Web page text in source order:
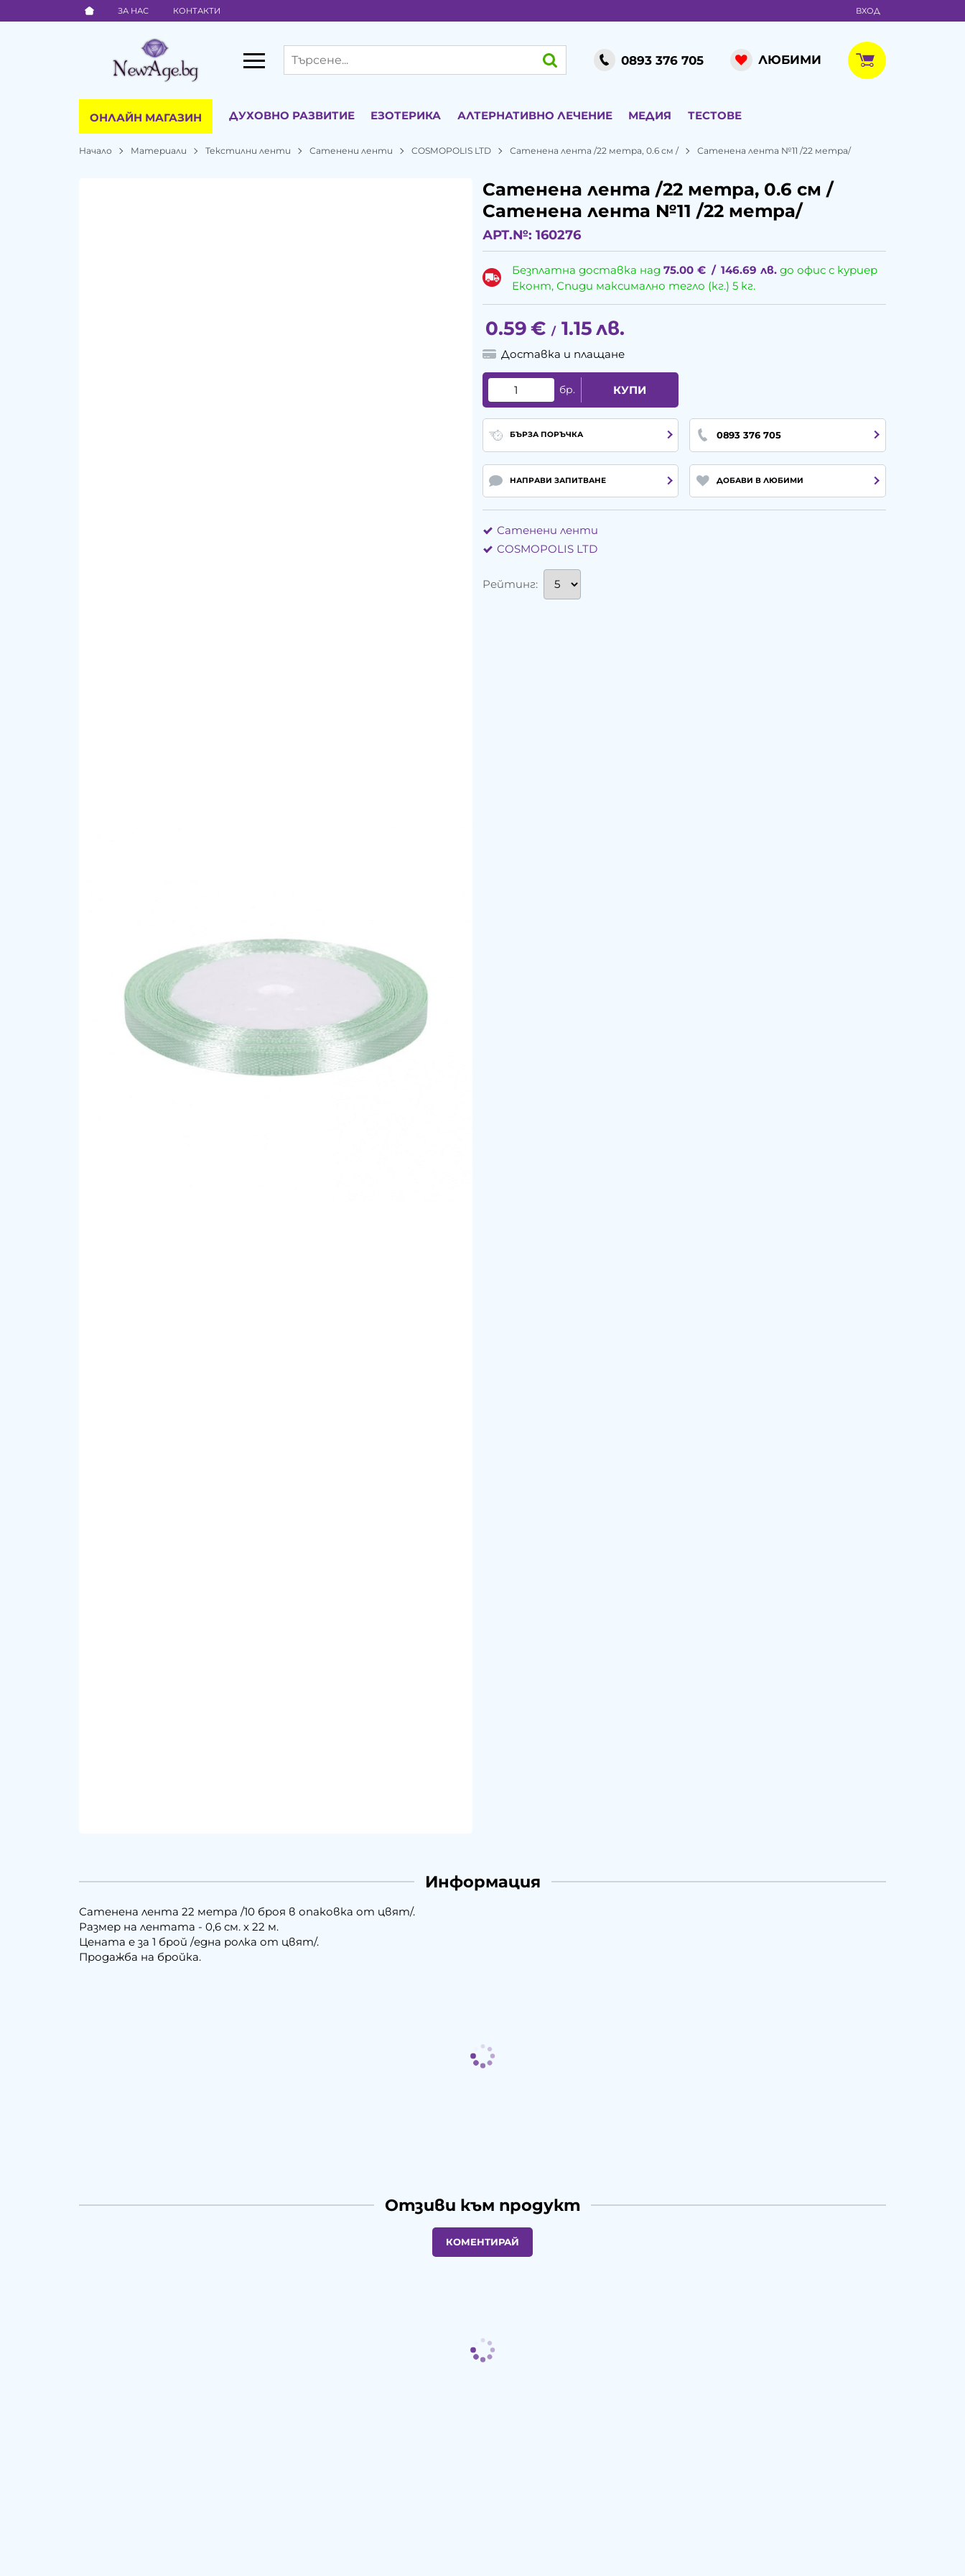
ЗА НАС КОНТАКТИ ВХОД
0893 376 705 ЛЮБИМИ
ОНЛАЙН МАГАЗИН ДУХОВНО РАЗВИТИЕ ЕЗОТЕРИКА АЛТЕРНАТИВНО ЛЕЧЕНИЕ МЕДИЯ ТЕСТОВЕ
Начало Материали Текстилни ленти Сатенени ленти COSMOPOLIS LTD Сатенена лента /22 метра, 0.6 см / Сатенена лента №11 /22 метра/
Сатенена лента /22 метра, 0.6 см /
Сатенена лента №11 /22 метра/
АРТ.№: 160276
Безплатна доставка над75.00 € / 146.69 лв. до офис с куриер
Еконт, Спиди максимално тегло (кг.) 5 кг.
0.59€ / 1.15лв.
Доставка и плащане
бр. КУПИ
БЪРЗА ПОРЪЧКА 0893 376 705
НАПРАВИ ЗАПИТВАНЕ ДОБАВИ В ЛЮБИМИ
Сатенени ленти
COSMOPOLIS LTD
Рейтинг:
Информация
Сатенена лента 22 метра /10 броя в опаковка от цвят/.
Размер на лентата - 0,6 см. х 22 м.
Цената е за 1 брой /една ролка от цвят/.
Продажба на бройка.
Отзиви към продукт
КОМЕНТИРАЙ